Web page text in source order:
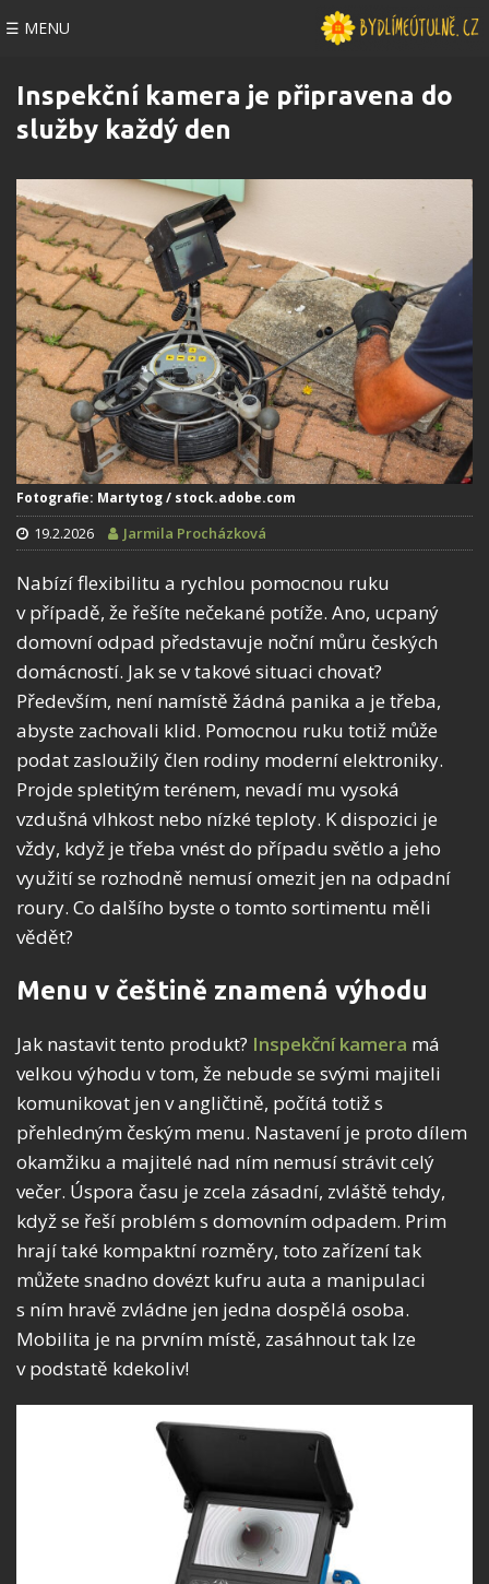
☰ MENU
Inspekční kamera je připravena do
služby každý den
Fotografie: Martytog / stock.adobe.com
19.2.2026 Jarmila Procházková
Nabízí flexibilitu a rychlou pomocnou ruku
v případě, že řešíte nečekané potíže. Ano, ucpaný
domovní odpad představuje noční můru českých
domácností. Jak se v takové situaci chovat?
Především, není namístě žádná panika a je třeba,
abyste zachovali klid. Pomocnou ruku totiž může
podat zasloužilý člen rodiny moderní elektroniky.
Projde spletitým terénem, nevadí mu vysoká
vzdušná vlhkost nebo nízké teploty. K dispozici je
vždy, když je třeba vnést do případu světlo a jeho
využití se rozhodně nemusí omezit jen na odpadní
roury. Co dalšího byste o tomto sortimentu měli
vědět?
Menu v češtině znamená výhodu
Jak nastavit tento produkt? Inspekční kamera má
velkou výhodu v tom, že nebude se svými majiteli
komunikovat jen v angličtině, počítá totiž s
přehledným českým menu. Nastavení je proto dílem
okamžiku a majitelé nad ním nemusí strávit celý
večer. Úspora času je zcela zásadní, zvláště tehdy,
když se řeší problém s domovním odpadem. Prim
hrají také kompaktní rozměry, toto zařízení tak
můžete snadno dovézt kufru auta a manipulaci
s ním hravě zvládne jen jedna dospělá osoba.
Mobilita je na prvním místě, zasáhnout tak lze
v podstatě kdekoliv!